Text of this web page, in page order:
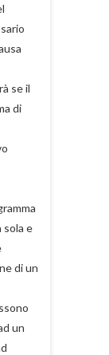
se il
di
sola e
di un
un